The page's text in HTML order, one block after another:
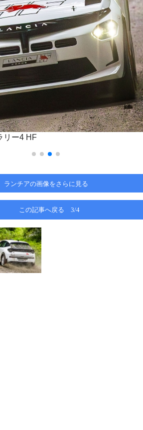
リー4 HF
ランチアの画像をさらに見る
この記事へ戻る 3/4